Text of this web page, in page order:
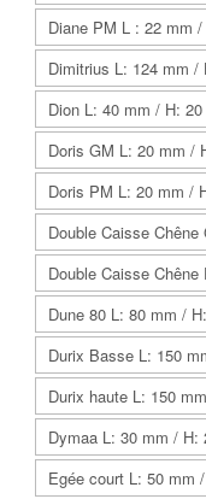
Diane PM L : 22 mm
Dimitrius L: 124 mm /
Dion L: 40 mm / H:
Doris GM L: 20 mm /
Doris PM L: 20 mm /
Double Caisse
Double Caisse
Dune 80 L: 80 mm /
Durix Basse L: 150
Durix haute L: 150
Dymaa L: 30 mm / H:
Egée court L: 50 mm